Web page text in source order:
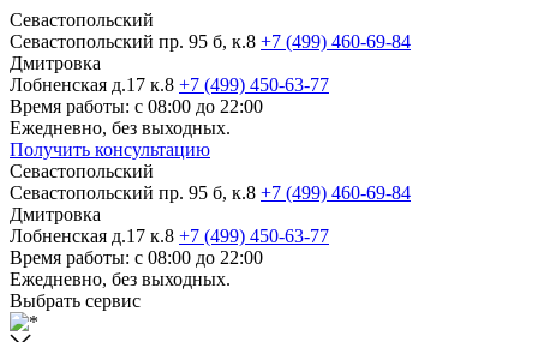
Севастопольский
Севастопольский пр. 95 б, к.8 +7 (499) 460-69-84
Дмитровка
Лобненская д.17 к.8 +7 (499) 450-63-77
Время работы: с 08:00 до 22:00
Ежедневно, без выходных.
Получить консультацию
Севастопольский
Севастопольский пр. 95 б, к.8 +7 (499) 460-69-84
Дмитровка
Лобненская д.17 к.8 +7 (499) 450-63-77
Время работы: с 08:00 до 22:00
Ежедневно, без выходных.
Выбрать сервис